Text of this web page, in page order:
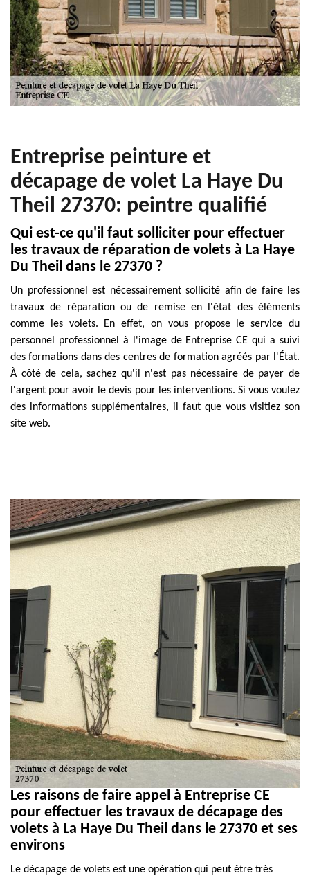
Entreprise peinture et
décapage de volet La Haye Du
Theil 27370: peintre qualifié
Qui est-ce qu'il faut solliciter pour effectuer
les travaux de réparation de volets à La Haye
Du Theil dans le 27370 ?
Un professionnel est nécessairement sollicité afin de faire les
travaux de réparation ou de remise en l'état des éléments
comme les volets. En effet, on vous propose le service du
personnel professionnel à l'image de Entreprise CE qui a suivi
des formations dans des centres de formation agréés par l'État.
À côté de cela, sachez qu'il n'est pas nécessaire de payer de
l'argent pour avoir le devis pour les interventions. Si vous voulez
des informations supplémentaires, il faut que vous visitiez son
site web.
Les raisons de faire appel à Entreprise CE
pour effectuer les travaux de décapage des
volets à La Haye Du Theil dans le 27370 et ses
environs
Le décapage de volets est une opération qui peut être très